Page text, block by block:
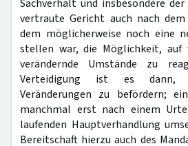
Sachverhalt und insbesondere
vertraute Gericht auch nach
dem möglicherweise noch eine
stellen war, die Möglichkeit, auf
verändernde Umstände zu
Verteidigung ist es dann,
Veränderungen zu befördern;
manchmal erst nach einem
laufenden Hauptverhandlung
Bereitschaft hierzu auch des